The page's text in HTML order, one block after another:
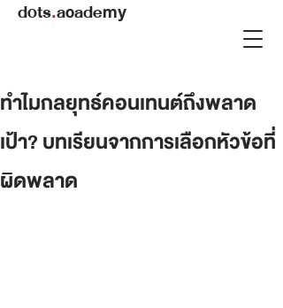
dots.academy
ทำไมกลยุทธ์คอนเทนต์ถึงพลาด
เป้า? บทเรียนจากการเลือกหัวข้อที่
ผิดพลาด